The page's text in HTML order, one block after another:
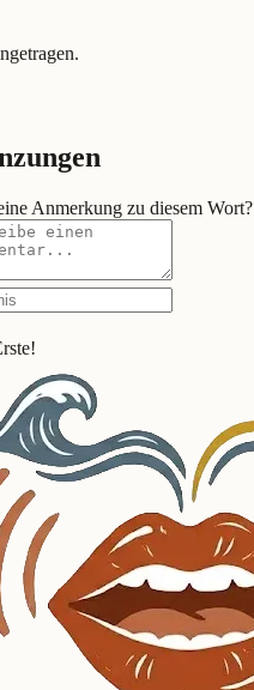
Anmerkung zu diesem Wort?